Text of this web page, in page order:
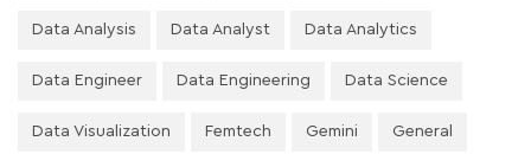
Data Analysis Data Analyst Data Analytics
Data Engineer Data Engineering Data Science
Data Visualization Femtech Gemini General